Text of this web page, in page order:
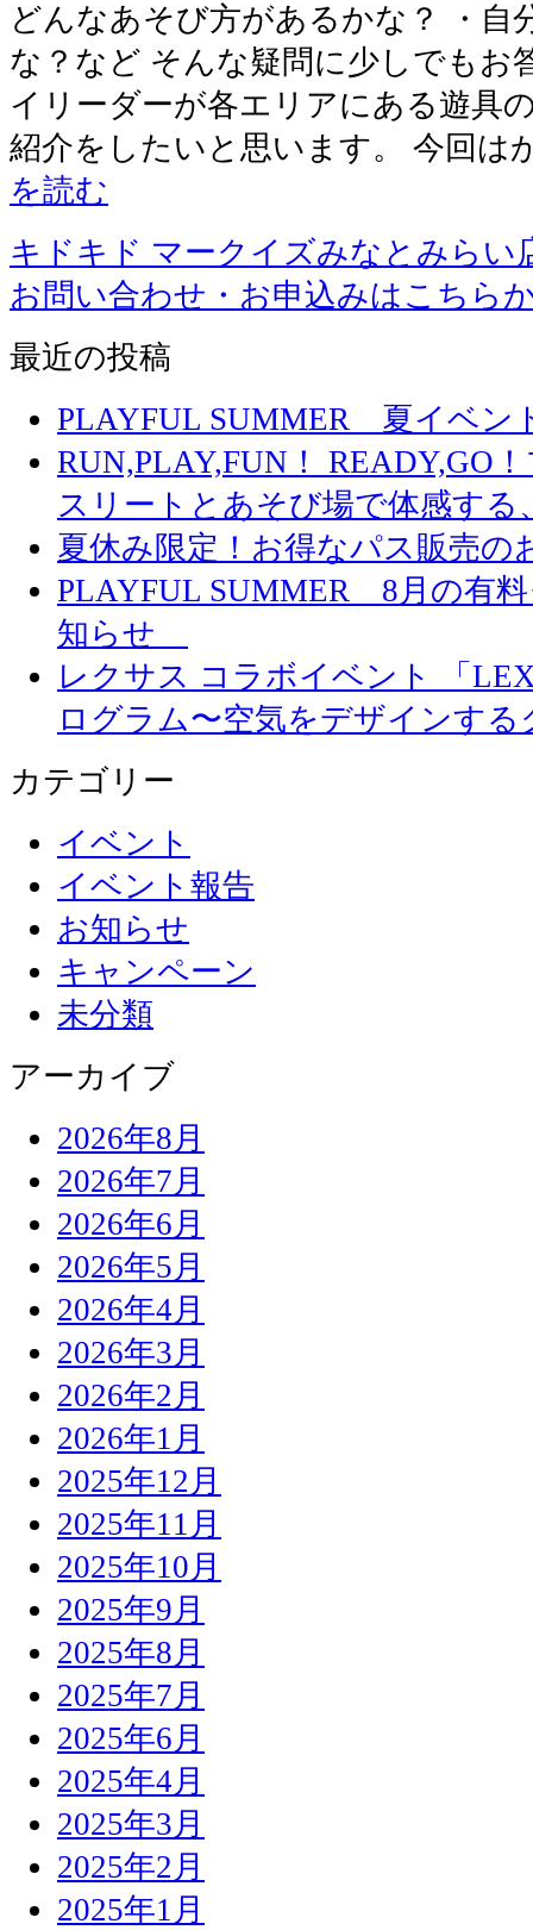
どんなあそび方があるかな？ ・自
な？など そんな疑問に少しでもお
イリーダーが各エリアにある遊具
紹介をしたいと思います。 今回
を読む
キドキド マークイズみなとみらい
お問い合わせ・お申込みはこちら
最近の投稿
PLAYFUL SUMMER 夏イベ
RUN,PLAY,FUN！ READY,GO
スリートとあそび場で体感する
夏休み限定！お得なパス販売の
PLAYFUL SUMMER 8月の有
知らせ
レクサス コラボイベント 「
ログラム〜空気をデザインす
カテゴリー
イベント
イベント報告
お知らせ
キャンペーン
未分類
アーカイブ
2026年8月
2026年7月
2026年6月
2026年5月
2026年4月
2026年3月
2026年2月
2026年1月
2025年12月
2025年11月
2025年10月
2025年9月
2025年8月
2025年7月
2025年6月
2025年4月
2025年3月
2025年2月
2025年1月